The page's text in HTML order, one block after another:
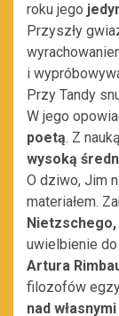
roku jego
Przyszły
i
Przy Tandy
W jego
poetą. Z
wysoką
O dziwo, Jim
materiałem.
uwielbienie
Artura
filozofów
nad